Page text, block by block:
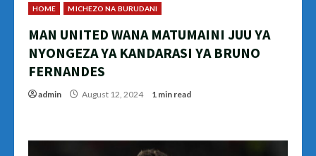
HOME MICHEZO NA BURUDANI
MAN UNITED WANA MATUMAINI JUU YA
NYONGEZA YA KANDARASI YA BRUNO
FERNANDES
admin August 12, 2024 1 min read